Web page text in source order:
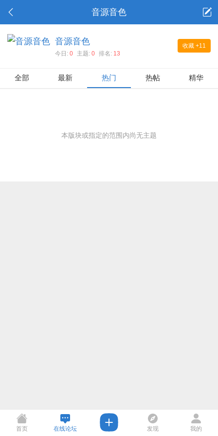
音源音色
收藏 +11
音源音色
今日: 0 主题: 0 排名: 13
全部 最新 热门 热帖 精华
本版块或指定的范围内尚无主题
首页 在线论坛 发现 我的